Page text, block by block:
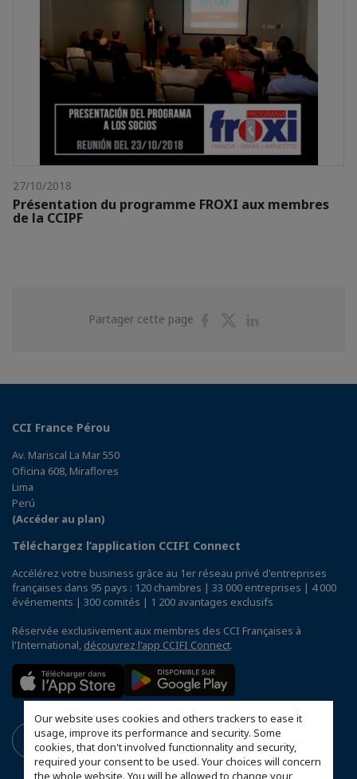
Our website uses cookies and others trackers to ease it
usage, improve its performance and security. Some
cookies, that don't involved functionnality and security,
required your consent to be used. Your choices will concern
the whole website. You will be allowed to change your
27/10/2018
Présentation du programme FROXI aux membres
de la CCIPF
Partager cette page
PartagerPartager
CCI France Pérou
Av. Mariscal La Mar 550
Oficina 608, Miraflores
Lima
Perú
(Accéder au plan)
Téléchargez l’application CCIFI Connect
Accélérez votre business grâce au 1er réseau privé d'entreprises
françaises dans 95 pays : 120 chambres | 33 000 entreprises | 4 000
événements | 300 comités | 1 200 avantages exclusifs
Réservée exclusivement aux membres des CCI Françaises à
l'International, découvrez l'app CCIFI Connect.